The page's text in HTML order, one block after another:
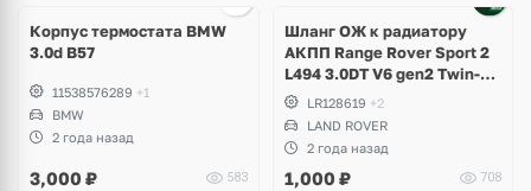
Корпус термостата BMW
3.0d B57
11538576289 +1
BMW
2 года назад
3,000 ₽ 583
Шланг ОЖ к радиатору
АКПП Range Rover Sport 2
L494 3.0DT V6 gen2 Twin-
turboLR128619 +2
LAND ROVER
2 года назад
1,000 ₽ 708